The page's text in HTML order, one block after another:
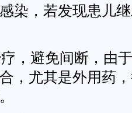
染，若发现患儿
，避免间断，由
，尤其是外用药